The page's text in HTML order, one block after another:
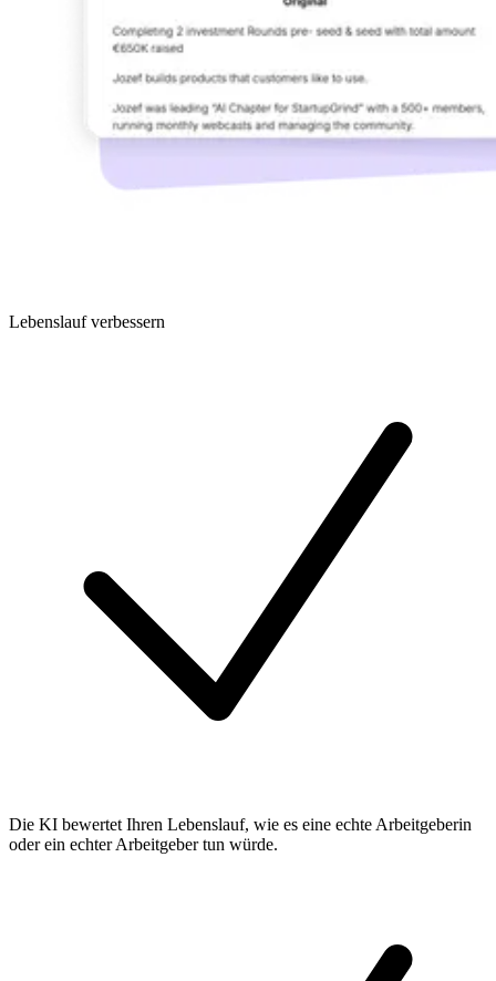
Lebenslauf verbessern
Die KI bewertet Ihren Lebenslauf, wie es eine echte Arbeitgeberin
oder ein echter Arbeitgeber tun würde.